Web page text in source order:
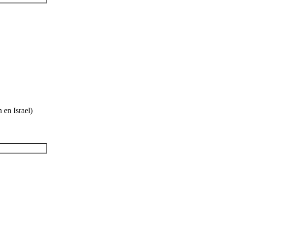
en Israel)